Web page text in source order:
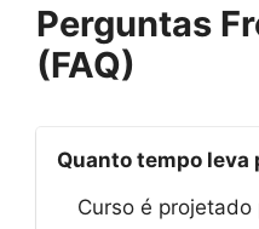
Perguntas
(FAQ)
Quanto tempo leva
Curso é